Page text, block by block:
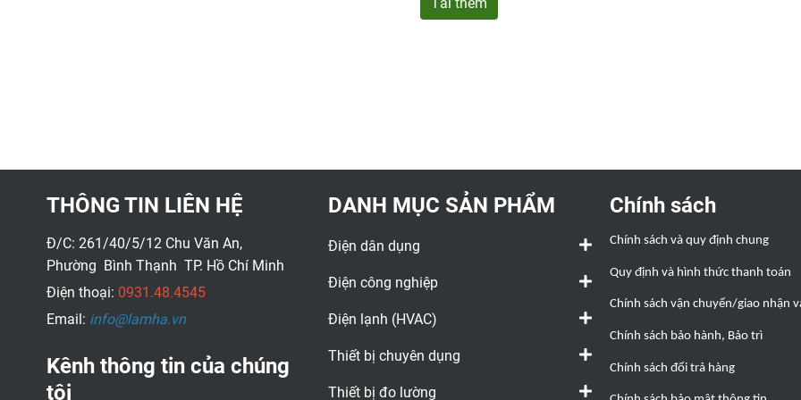
Tải thêm
THÔNG TIN LIÊN HỆ
Đ/C: 261/40/5/12 Chu Văn An,
Phường Bình Thạnh TP. Hồ Chí Minh
Điện thoại: 0931.48.4545
Email: info@lamha.vn
Kênh thông tin của chúng
tôi
DANH MỤC SẢN PHẨM
Điện dân dụng
Điện công nghiệp
Điện lạnh (HVAC)
Thiết bị chuyên dụng
Thiết bị đo lường
Chính sách
Chính sách và quy định chung
Quy định và hình thức thanh toán
Chính sách vận chuyển/giao nhận
Chính sách bảo hành, Bảo trì
Chính sách đổi trả hàng